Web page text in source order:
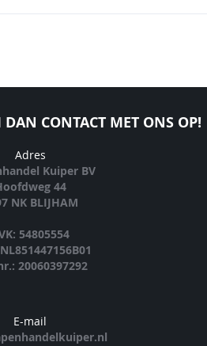
CONTACT MET ONS OP!
Adres
Kuiper BV
44
NK BLIJHAM
54805554
20060397292
E-mail